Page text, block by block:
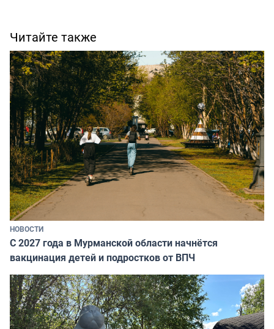
Читайте также
НОВОСТИ
С 2027 года в Мурманской области начнётся
вакцинация детей и подростков от ВПЧ